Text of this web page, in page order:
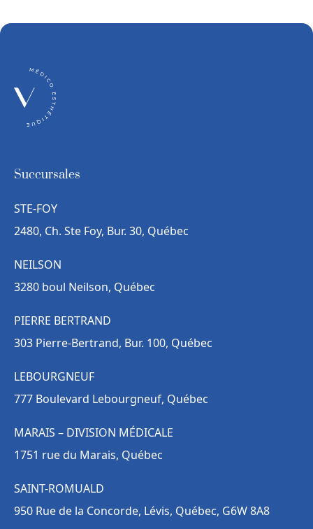
Succursales
STE-FOY
2480, Ch. Ste Foy, Bur. 30, Québec
NEILSON
3280 boul Neilson, Québec
PIERRE BERTRAND
303 Pierre-Bertrand, Bur. 100, Québec
LEBOURGNEUF
777 Boulevard Lebourgneuf, Québec
MARAIS – DIVISION MÉDICALE
1751 rue du Marais, Québec
SAINT-ROMUALD
950 Rue de la Concorde, Lévis, Québec, G6W 8A8